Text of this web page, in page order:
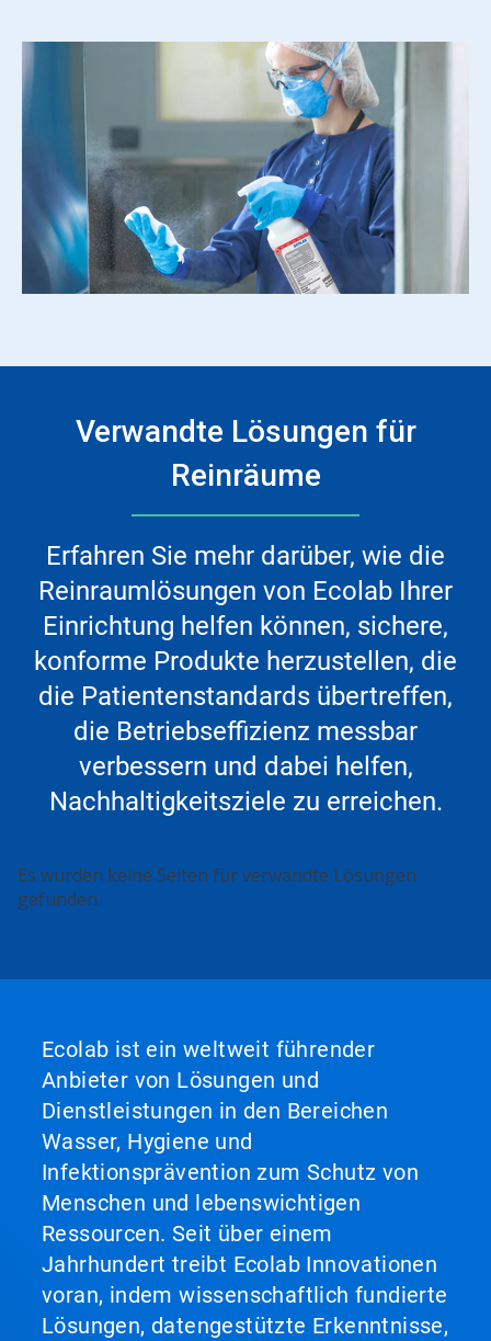
Verwandte Lösungen für
Reinräume
Erfahren Sie mehr darüber, wie die
Reinraumlösungen von Ecolab Ihrer
Einrichtung helfen können, sichere,
konforme Produkte herzustellen, die
die Patientenstandards übertreffen,
die Betriebseffizienz messbar
verbessern und dabei helfen,
Nachhaltigkeitsziele zu erreichen.
Es wurden keine Seiten für verwandte Lösungen
gefunden.
Ecolab ist ein weltweit führender
Anbieter von Lösungen und
Dienstleistungen in den Bereichen
Wasser, Hygiene und
Infektionsprävention zum Schutz von
Menschen und lebenswichtigen
Ressourcen. Seit über einem
Jahrhundert treibt Ecolab Innovationen
voran, indem wissenschaftlich fundierte
Lösungen, datengestützte Erkenntnisse,